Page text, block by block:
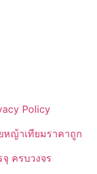
Policy
หญ้าเทียมราคาถูก
ครบวงจร